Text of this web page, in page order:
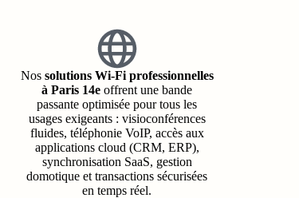
Nos solutions Wi-Fi professionnelles
à Paris 14e offrent une bande
passante optimisée pour tous les
usages exigeants : visioconférences
fluides, téléphonie VoIP, accès aux
applications cloud (CRM, ERP),
synchronisation SaaS, gestion
domotique et transactions sécurisées
en temps réel.